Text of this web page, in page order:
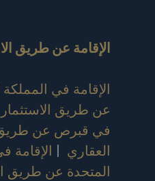
الإقامة عن طريق
الإقامة في
عن طريق
في قبرص عن طريق
العقاري | الإقامة
المتحدة عن طريق